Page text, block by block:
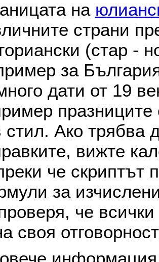
на
страни
(стар -
за
дати от 19
празниците
стил. Ако трябва
вижте
че скриптът
за
че
своя